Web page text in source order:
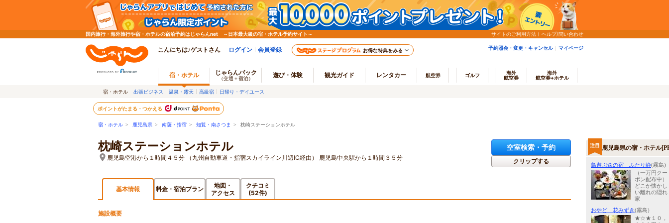
国内旅行・海外旅行や宿・ホテルの宿泊予約はじゃらんnet ～日本最大級の宿・ホテル予約サイト～ サイトのご利用方法 ヘルプ/問い合わせ
こんにちは♪ゲストさん ログイン 会員登録 お得な特典をみる 予約照会・変更・キャンセル マイページ
宿・ホテル じゃらんパック
（交通＋宿泊） 遊び・体験 観光ガイド レンタカー 航空券 ゴルフ
海外
航空券
海外
航空券+ホテル
宿・ホテル 出張ビジネス 温泉・露天 高級宿 日帰り・デイユース
ポイントがたまる・つかえる
宿・ホテル > 鹿児島県 > 南薩・指宿 > 知覧・南さつま > 枕崎ステーションホテル
枕崎ステーションホテル
鹿児島空港から１時間４５分 （九州自動車道・指宿スカイライン川辺IC経由） 鹿児島中央駅から１時間３５分
空室検索・予約
クリップする
基本情報 料金・宿泊プラン
地図・
アクセス
クチコミ
(52件)
施設概要
鹿児島県の宿・ホテル
鳥遊ぶ森の宿 ふたり静(霧島)
（一万円クー
ポン配布中）
どこか懐かし
い離れの隠れ
家
おやど 花みずき(霧島)
★☆★１０，